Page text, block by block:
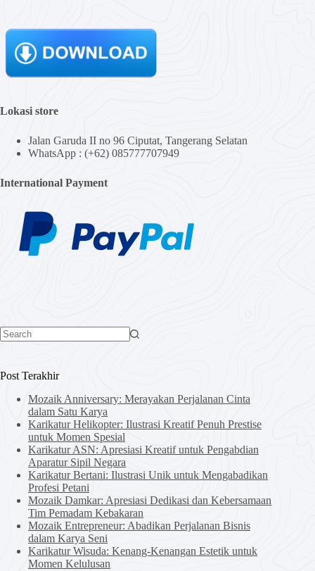
Lokasi store
Jalan Garuda II no 96 Ciputat, Tangerang Selatan
WhatsApp : (+62) 085777707949
International Payment
Post Terakhir
Mozaik Anniversary: Merayakan Perjalanan Cinta
dalam Satu Karya
Karikatur Helikopter: Ilustrasi Kreatif Penuh Prestise
untuk Momen Spesial
Karikatur ASN: Apresiasi Kreatif untuk Pengabdian
Aparatur Sipil Negara
Karikatur Bertani: Ilustrasi Unik untuk Mengabadikan
Profesi Petani
Mozaik Damkar: Apresiasi Dedikasi dan Kebersamaan
Tim Pemadam Kebakaran
Mozaik Entrepreneur: Abadikan Perjalanan Bisnis
dalam Karya Seni
Karikatur Wisuda: Kenang-Kenangan Estetik untuk
Momen Kelulusan